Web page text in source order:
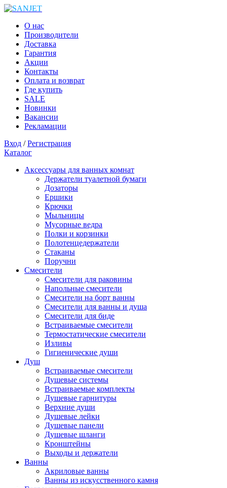
О нас
Производители
Доставка
Гарантия
Акции
Контакты
Оплата и возврат
Где купить
SALE
Новинки
Вакансии
Рекламации
Вход /Регистрация
Каталог
Аксессуары для ванных комнат
Держатели туалетной бумаги
Дозаторы
Ершики
Крючки
Мыльницы
Мусорные ведра
Полки и корзинки
Полотенцедержатели
Стаканы
Поручни
Смесители
Смесители для раковины
Напольные смесители
Смесители на борт ванны
Смесители для ванны и душа
Смесители для биде
Встраиваемые смесители
Термостатические смесители
Изливы
Гигиенические души
Душ
Встраиваемые смесители
Душевые системы
Встраиваемые комплекты
Душевые гарнитуры
Верхние души
Душевые лейки
Душевые панели
Душевые шланги
Кронштейны
Выходы и держатели
Ванны
Акриловые ванны
Ванны из искусственного камня